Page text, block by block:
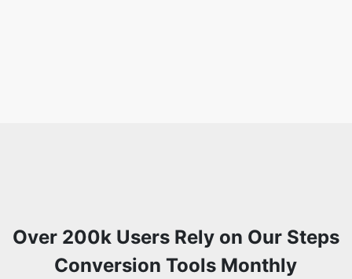
Over 200k Users Rely on Our Steps
Conversion Tools Monthly